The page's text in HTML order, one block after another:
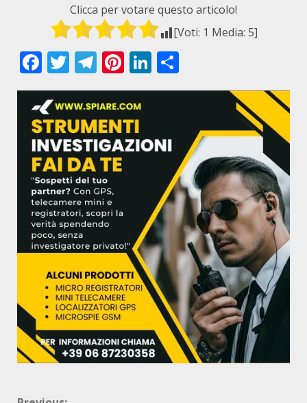
Clicca per votare questo articolo!
[Voti: 1 Media: 5]
Facebook
Twitter
Telegram
Pinterest
LinkedIn